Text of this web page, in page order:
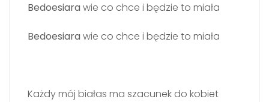
Bedoesiara wie co chce i będzie to miała
Bedoesiara wie co chce i będzie to miała
Każdy mój białas ma szacunek do kobiet